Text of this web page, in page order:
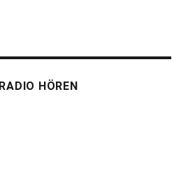
RADIO HÖREN